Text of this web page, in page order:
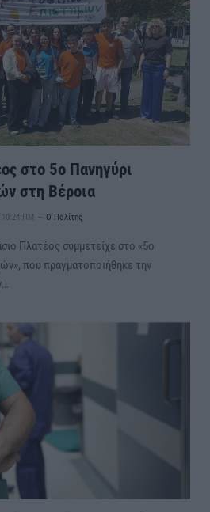
στο 5ο Πανηγύρι
στη Βέροια
10:24 ΠΜ Ο Πολίτης
Πλατέος συμμετείχε στο «5ο
που πραγματοποιήθηκε την